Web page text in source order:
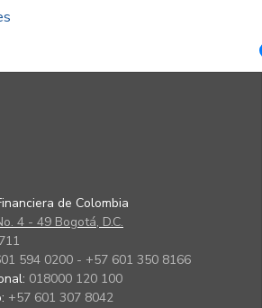
de Colombia
4 - 49 Bogotá, D.C.
594 0200 - +57 601 350 8166
018000 120 100
+57 601 307 8042